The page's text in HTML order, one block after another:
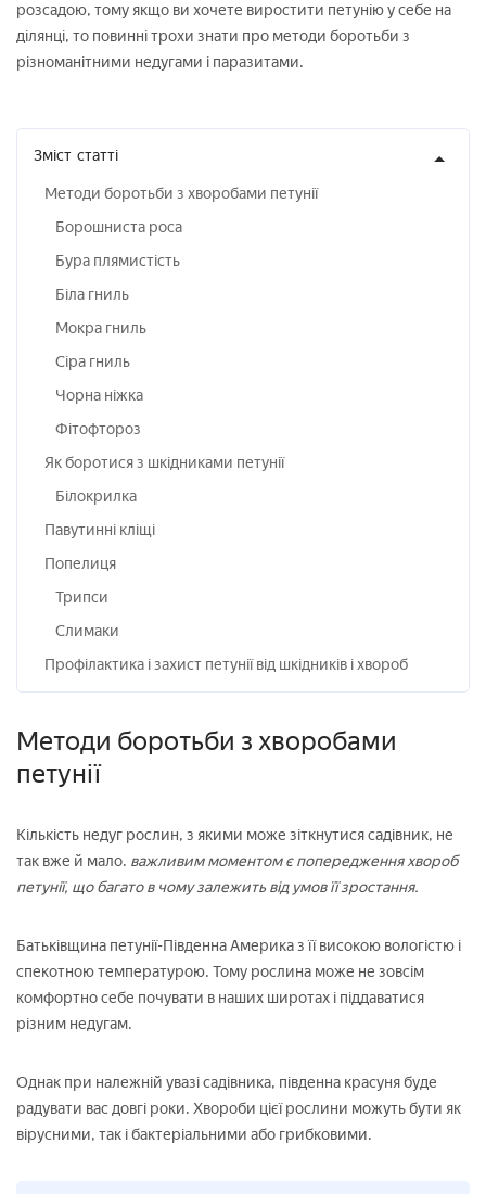
розсадою, тому якщо ви хочете виростити петунію у себе на
ділянці, то повинні трохи знати про методи боротьби з
різноманітними недугами і паразитами.
Зміст статті
Методи боротьби з хворобами петунії
Борошниста роса
Бура плямистість
Біла гниль
Мокра гниль
Сіра гниль
Чорна ніжка
Фітофтороз
Як боротися з шкідниками петунії
Білокрилка
Павутинні кліщі
Попелиця
Трипси
Слимаки
Профілактика і захист петунії від шкідників і хвороб
Методи боротьби з хворобами
петунії
Кількість недуг рослин, з якими може зіткнутися садівник, не
так вже й мало. важливим моментом є попередження хвороб
петунії, що багато в чому залежить від умов її зростання.
Батьківщина петунії-Південна Америка з її високою вологістю і
спекотною температурою. Тому рослина може не зовсім
комфортно себе почувати в наших широтах і піддаватися
різним недугам.
Однак при належній увазі садівника, південна красуня буде
радувати вас довгі роки. Хвороби цієї рослини можуть бути як
вірусними, так і бактеріальними або грибковими.